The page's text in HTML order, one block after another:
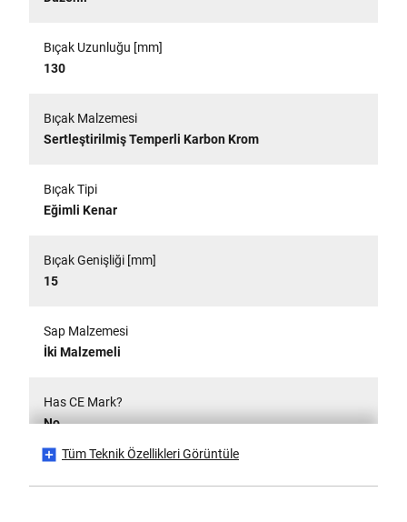
Bıçak Uzunluğu [mm]
130
Bıçak Malzemesi
Sertleştirilmiş Temperli Karbon Krom
Bıçak Tipi
Eğimli Kenar
Bıçak Genişliği [mm]
15
Sap Malzemesi
İki Malzemeli
Has CE Mark?
No
Tüm Teknik Özellikleri Görüntüle